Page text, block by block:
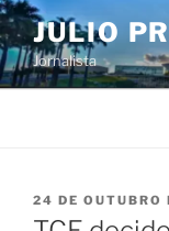
Pular
para
o
conteúdo
JULIO
Jornalista
PUBLICADO
EM
24 DE OUTUBRO